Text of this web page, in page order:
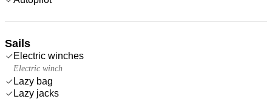
Sails
Electric winches
Electric winch
Lazy bag
Lazy jacks